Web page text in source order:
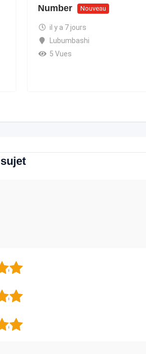
Number
Nouveau
il y a 7 jours
Lubumbashi
5 Vues
5
5
5